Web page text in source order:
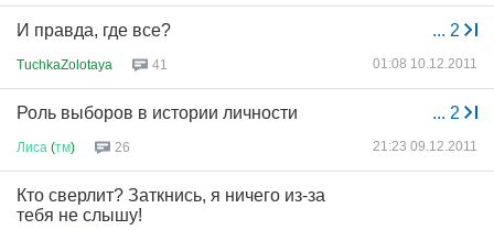
... 2
И правда, где все?
TuchkaZolotaya 41 01:08 10.12.2011
... 2
Роль выборов в истории личности
Лиса (тм) 26 21:23 09.12.2011
Кто сверлит? Заткнись, я ничего из-за
тебя не слышу!